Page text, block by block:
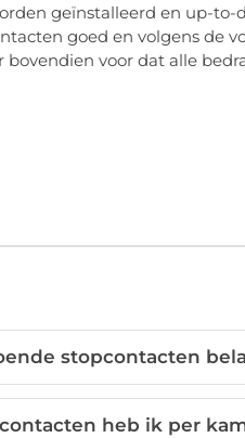
geïnstalleerd en up-to-
goed en volgens de
voor dat alle
stopcontacten
heb ik per